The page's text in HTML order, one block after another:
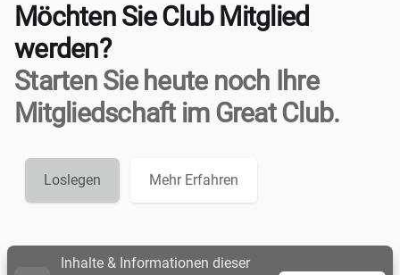
Möchten Sie Club Mitglied
werden?
Starten Sie heute noch Ihre
Mitgliedschaft im Great Club.
Loslegen Mehr Erfahren
Inhalte & Informationen dieser